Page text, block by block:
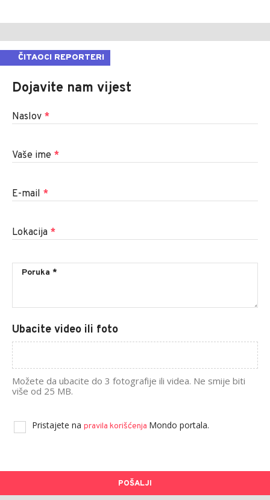
ČITAOCI REPORTERI
Dojavite nam vijest
Naslov *
Vaše ime *
E-mail *
Lokacija *
Ubacite video ili foto
Možete da ubacite do 3 fotografije ili videa. Ne smije biti
više od 25 MB.
Pristajete na pravila korišćenja Mondo portala.
POŠALJI